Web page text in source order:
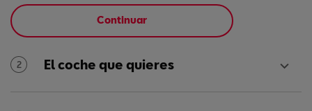
Continuar
2 El coche que quieres